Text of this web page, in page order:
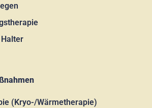
(Kryo-/Wärmetherapie)